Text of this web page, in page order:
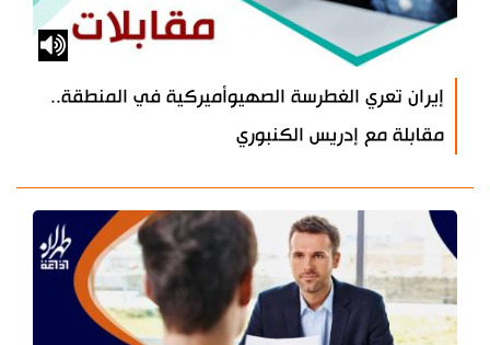
إيران تعري الغطرسة الصهيوأميركية في المنطقة..
مقابلة مع إدريس الكنبوري